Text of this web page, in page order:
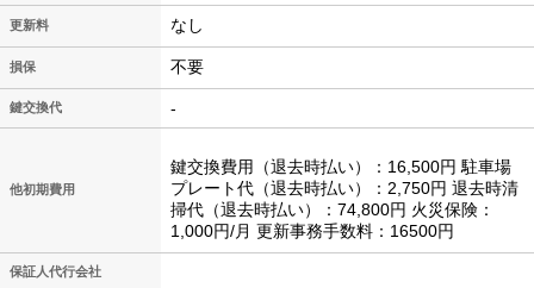
更新料 なし
損保 不要
鍵交換代 -
他初期費用
鍵交換費用（退去時払い）：16,500円 駐車場
プレート代（退去時払い）：2,750円 退去時清
掃代（退去時払い）：74,800円 火災保険：
1,000円/月 更新事務手数料：16500円
保証人代行会社